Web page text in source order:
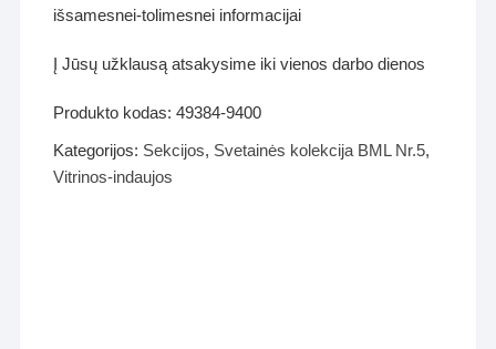
išsamesnei-tolimesnei informacijai
Į Jūsų užklausą atsakysime iki vienos darbo dienos
Produkto kodas:49384-9400
Kategorijos: Sekcijos, Svetainės kolekcija BML Nr.5,
Vitrinos-indaujos